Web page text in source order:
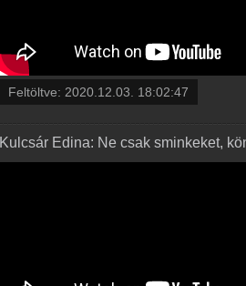
Feltöltve: 2020.12.03. 18:02:47
Kulcsár Edina: Ne csak sminkeket,